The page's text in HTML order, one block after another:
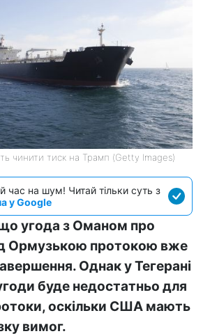
чинити тиск на Трамп (Getty Images)
час на шум! Читай тільки суть з
у Google
що угода з Оманом про
Ормузькою протокою вже
Однак у Тегерані
буде недостатньо для
оскільки США мають
вимог.